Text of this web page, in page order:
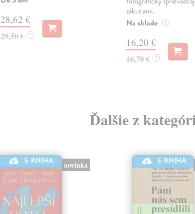
28,62 €
29,50 € ?
zákutiami.
Na sklade ?
16,20 €
16,70 € ?
Ďalšie z
E-KNIHA novinka E-KNIHA